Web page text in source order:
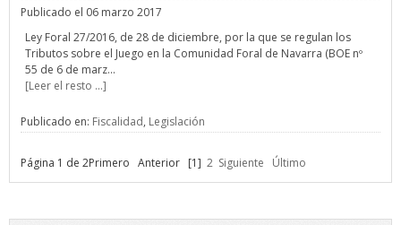
Publicado el 06 marzo 2017
Ley Foral 27/2016, de 28 de diciembre, por la que se regulan los
Tributos sobre el Juego en la Comunidad Foral de Navarra (BOE nº
55 de 6 de marz...
[Leer el resto ...]
Publicado en: Fiscalidad, Legislación
Página 1 de 2Primero Anterior [1] 2 Siguiente Último